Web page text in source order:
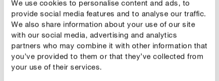
We use cookies to personalise content and ads, to
provide social media features and to analyse our traffic.
We also share information about your use of our site
with our social media, advertising and analytics
partners who may combine it with other information that
you’ve provided to them or that they’ve collected from
your use of their services.